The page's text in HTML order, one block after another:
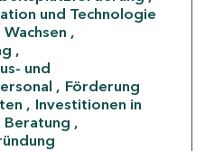
und Technologie
und
Förderung
Investitionen in
Beratung